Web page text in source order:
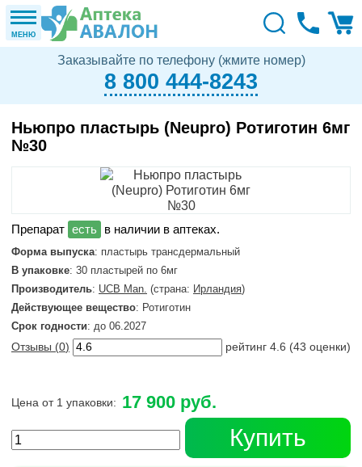
МЕНЮ
Заказывайте по телефону (жмите номер)
8 800 444-8243
Ньюпро пластырь (Neupro) Ротиготин 6мг
№30
в наличии в аптеках.
Форма выпуска: пластырь трансдермальный
В упаковке: 30 пластырей по 6мг
Производитель: UCB Man. (страна: Ирландия)
Действующее вещество: Ротиготин
Срок годности: до 06.2027
Отзывы (0) рейтинг 4.6 (43 оценки)
Цена от 1 упаковки: 17 900 руб.
Купить